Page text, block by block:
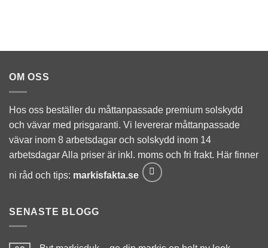
OM OSS
Hos oss beställer du måttanpassade premium solskydd
och vävar med prisgaranti. Vi levererar måttanpassade
vävar inom 8 arbetsdagar och solskydd inom 14
arbetsdagar Alla priser är inkl. moms och fri frakt. Här finner
ni råd och tips: markisfakta.se
SENASTE BLOGG